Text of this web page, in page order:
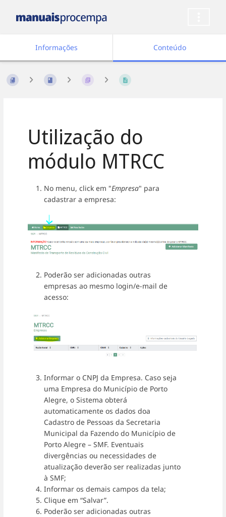
Informações Conteúdo
Utilização do
módulo MTRCC
No menu, click em "Empresa" para
cadastrar a empresa:
Poderão ser adicionadas outras
empresas ao mesmo login/e-mail de
acesso:
Informar o CNPJ da Empresa. Caso seja
uma Empresa do Município de Porto
Alegre, o Sistema obterá
automaticamente os dados doa
Cadastro de Pessoas da Secretaria
Municipal da Fazendo do Município de
Porto Alegre – SMF. Eventuais
divergências ou necessidades de
atualização deverão ser realizadas junto
à SMF;
Informar os demais campos da tela;
Clique em “Salvar”.
Poderão ser adicionadas outras